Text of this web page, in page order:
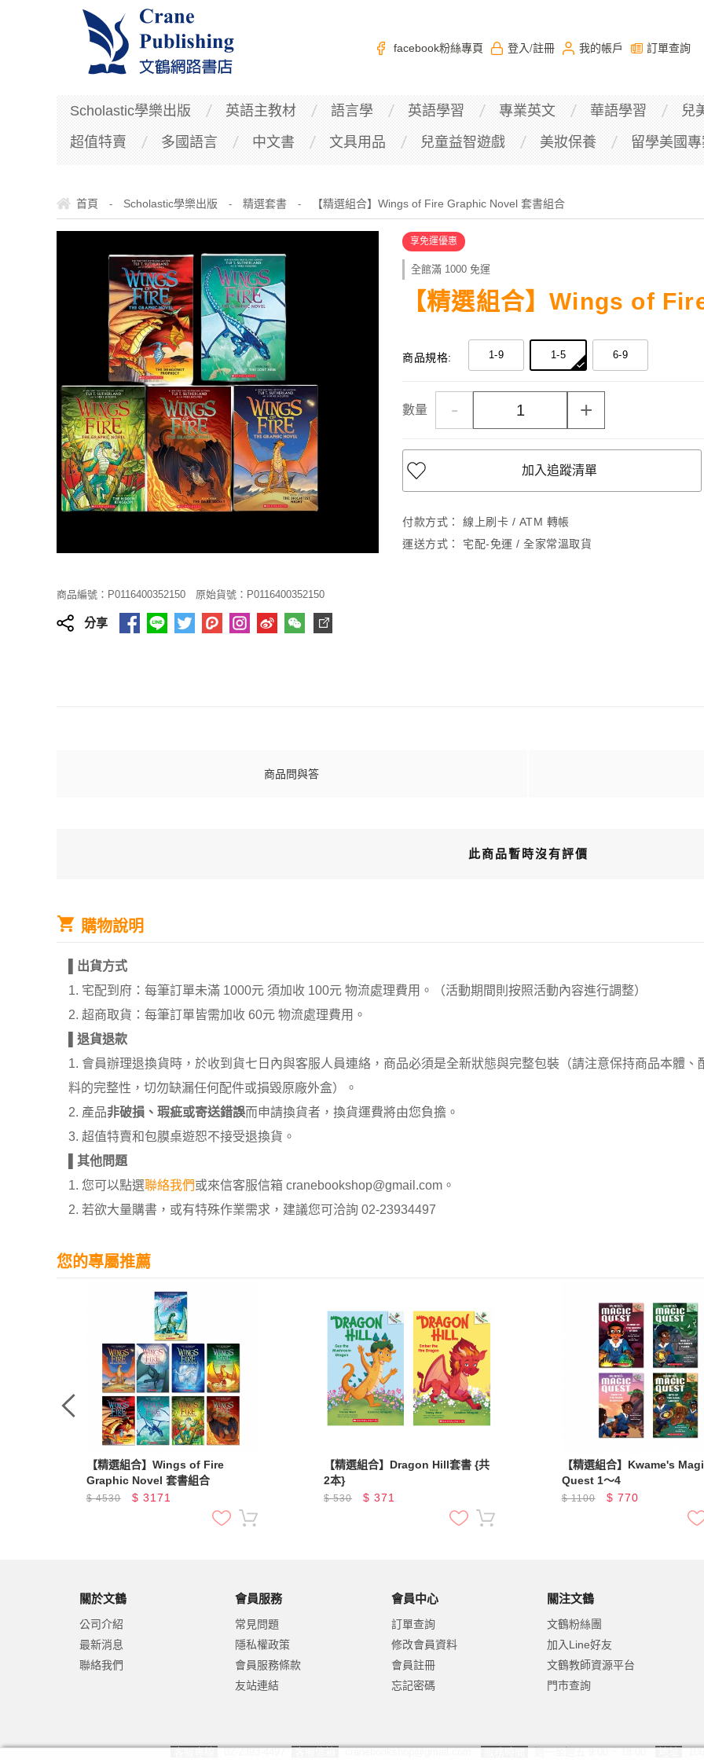
facebook粉絲專頁 登入 /註冊 我的帳戶 訂單查詢
Scholastic學樂出版 英語主教材 語言學 英語學習 專業英文 華語學習
兒
超值特賣
多國語言 中文書 文具用品 兒童益智遊戲 美妝保養 留學美國
首頁 - Scholastic學樂出版 - 精選套書 - 【精選組合】Wings of Fire Graphic Novel 套書組合
商品編號：P0116400352150 原始貨號：P0116400352150
分享
享免運優惠
全館滿 1000 免運
【精選組合】Wings of
商品規格: 1-9 1-5 6-9
數量 - +
加入追蹤清單
付款方式：
線上刷卡 / ATM 轉帳
運送方式：
宅配-免運 / 全家常溫取貨
商品問與答
此商品暫時沒有評價
購物說明
出貨方式
1. 宅配到府：每筆訂單未滿 1000元 須加收 100元 物流處理費用。（活動期間則按照活動內容進行調整）
2. 超商取貨：每筆訂單皆需加收 60元 物流處理費用。
退貨退款
1. 會員辦理退換貨時，於收到貨七日內與客服人員連絡，商品必須是全新狀態與完整包裝（請注意保持商品本體
料的完整性，切勿缺漏任何配件或損毀原廠外盒）。
2. 產品非破損、瑕疵或寄送錯誤而申請換貨者，換貨運費將由您負擔。
3. 超值特賣和包膜桌遊恕不接受退換貨。
其他問題
1. 您可以點選聯絡我們或來信客服信箱 cranebookshop@gmail.com。
2. 若欲大量購書，或有特殊作業需求，建議您可洽詢 02-23934497
您的專屬推薦
【精選組合】Wings of Fire
Graphic Novel 套書組合
$4530 $ 3171
【精選組合】Dragon Hill套書 {共
2本}
$530 $371
【精選組合】Kwame's
Quest 1～4
$1100 $ 770
關於文鶴
公司介紹
最新消息
聯絡我們
會員服務
常見問題
隱私權政策
會員服務條款
友站連結
會員中心
訂單查詢
修改會員資料
會員註冊
忘記密碼
關注文鶴
文鶴粉絲團
加入Line好友
文鶴教師資源平台
門市查詢
客服專線 02-2393-4497 客服信箱 cranebookshop@gmail.com 服務時間 週一至週五 9:00 ~ 18:00 地址